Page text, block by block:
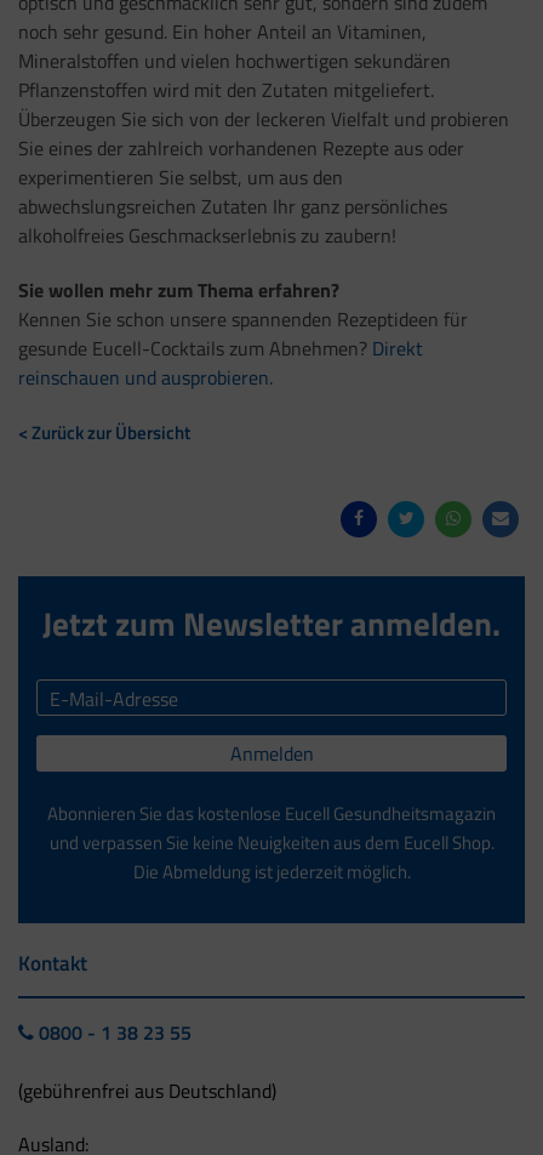
noch sehr gesund. Ein hoher Anteil an Vitaminen,
Mineralstoffen und vielen hochwertigen sekundären
Pflanzenstoffen wird mit den Zutaten mitgeliefert.
Überzeugen Sie sich von der leckeren Vielfalt und probieren
Sie eines der zahlreich vorhandenen Rezepte aus oder
experimentieren Sie selbst, um aus den
abwechslungsreichen Zutaten Ihr ganz persönliches
alkoholfreies Geschmackserlebnis zu zaubern!
Sie wollen mehr zum Thema erfahren?
Kennen Sie schon unsere spannenden Rezeptideen für
gesunde Eucell-Cocktails zum Abnehmen? Direkt
reinschauen und ausprobieren.
< Zurück zur Übersicht
Jetzt zum Newsletter anmelden.
Anmelden
Abonnieren Sie das kostenlose Eucell Gesundheitsmagazin
und verpassen Sie keine Neuigkeiten aus dem Eucell Shop.
Die Abmeldung ist jederzeit möglich.
Kontakt
0800 - 1 38 23 55
(gebührenfrei aus Deutschland)
Ausland: